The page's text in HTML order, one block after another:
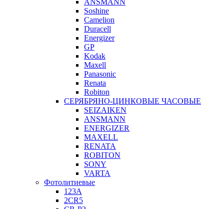
ANSMANN
Soshine
Camelion
Duracell
Energizer
GP
Kodak
Maxell
Panasonic
Renata
Robiton
СЕРЯБРЯНО-ЦИНКОВЫЕ ЧАСОВЫЕ
SEIZAIKEN
ANSMANN
ENERGIZER
MAXELL
RENATA
ROBITON
SONY
VARTA
Фотолитиевые
123A
2CR5